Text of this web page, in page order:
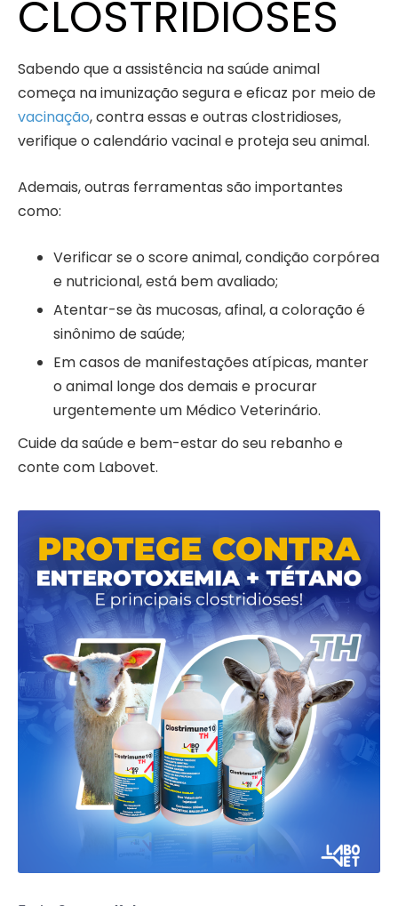
CLOSTRIDIOSES
Sabendo que a assistência na saúde animal
começa na imunização segura e eficaz por meio de
vacinação, contra essas e outras clostridioses,
verifique o calendário vacinal e proteja seu animal.
Ademais, outras ferramentas são importantes
como:
Verificar se o score animal, condição corpórea
e nutricional, está bem avaliado;
Atentar-se às mucosas, afinal, a coloração é
sinônimo de saúde;
Em casos de manifestações atípicas, manter
o animal longe dos demais e procurar
urgentemente um Médico Veterinário.
Cuide da saúde e bem-estar do seu rebanho e
conte com Labovet.